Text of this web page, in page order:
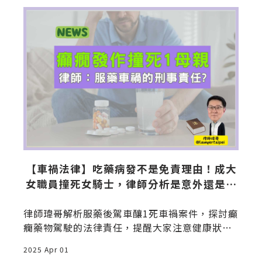
【車禍法律】吃藥病發不是免責理由！成大
女職員撞死女騎士，律師分析是意外還是犯
律師瑋哥解析服藥後駕車釀1死車禍案件，探討癲
癇藥物駕駛的法律責任，提醒大家注意健康狀況
2025 Apr 01